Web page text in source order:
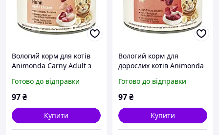
Вологий корм для котів
Animonda Carny Adult з
200 г
Готово до відправки
97₴
Купити
Вологий корм для
дорослих котів Animonda
яловичиною 200 г
Готово до відправки
97₴
Купити